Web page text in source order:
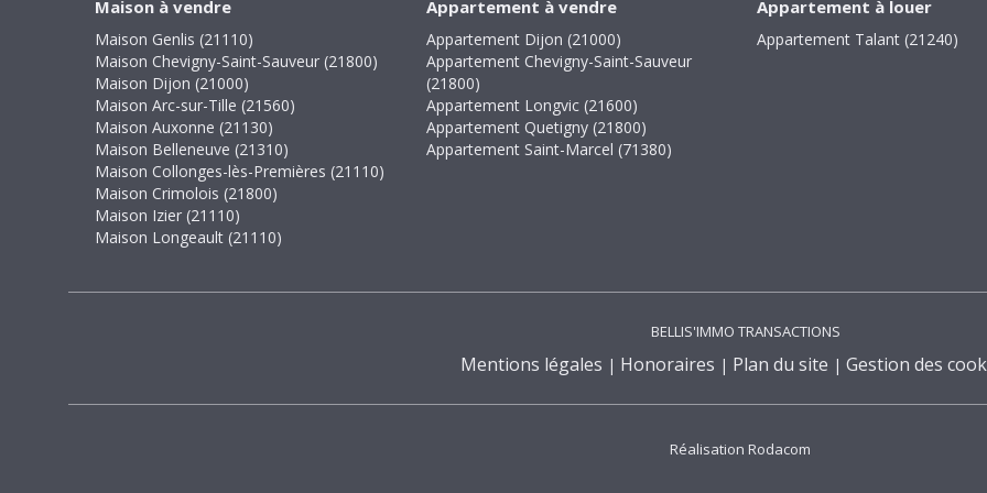
Maison à vendre
Maison Genlis (21110)
Maison Chevigny-Saint-Sauveur (21800)
Maison Dijon (21000)
Maison Arc-sur-Tille (21560)
Maison Auxonne (21130)
Maison Belleneuve (21310)
Maison Collonges-lès-Premières (21110)
Maison Crimolois (21800)
Maison Izier (21110)
Maison Longeault (21110)
Appartement à vendre
Appartement Dijon (21000)
Appartement Chevigny-Saint-Sauveur
(21800)
Appartement Longvic (21600)
Appartement Quetigny (21800)
Appartement Saint-Marcel (71380)
Appartement à louer
Appartement Talant (21240)
BELLIS'IMMO TRANSACTIONS
Mentions légales Honoraires Plan du site Gestion des
Réalisation Rodacom